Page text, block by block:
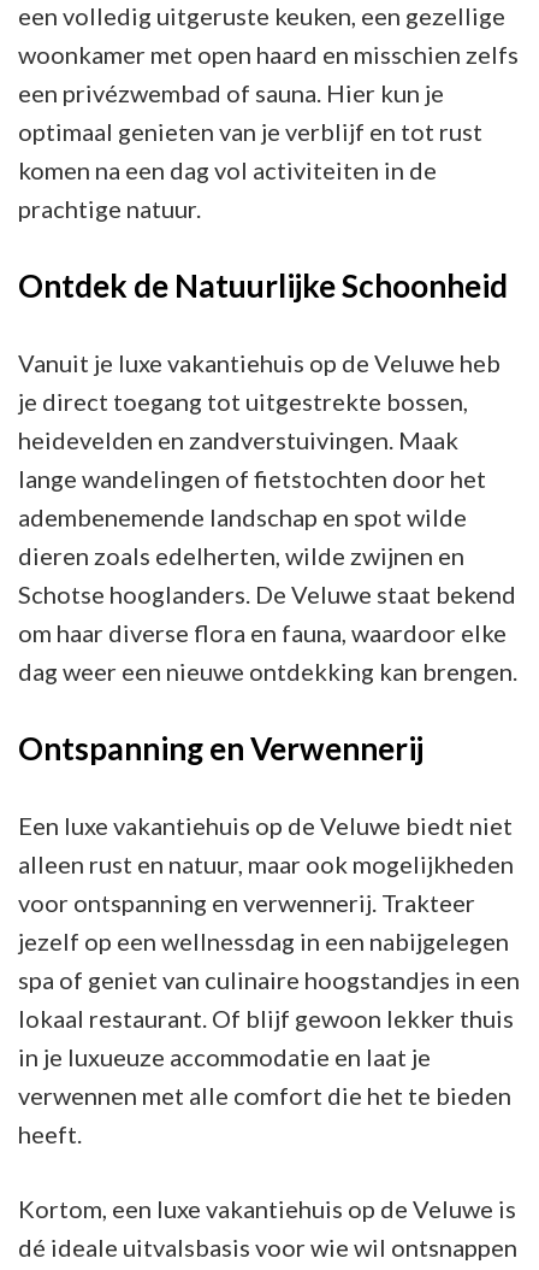
een volledig uitgeruste keuken, een gezellige
woonkamer met open haard en misschien zelfs
een privézwembad of sauna. Hier kun je
optimaal genieten van je verblijf en tot rust
komen na een dag vol activiteiten in de
prachtige natuur.
Ontdek de Natuurlijke Schoonheid
Vanuit je luxe vakantiehuis op de Veluwe heb
je direct toegang tot uitgestrekte bossen,
heidevelden en zandverstuivingen. Maak
lange wandelingen of fietstochten door het
adembenemende landschap en spot wilde
dieren zoals edelherten, wilde zwijnen en
Schotse hooglanders. De Veluwe staat bekend
om haar diverse flora en fauna, waardoor elke
dag weer een nieuwe ontdekking kan brengen.
Ontspanning en Verwennerij
Een luxe vakantiehuis op de Veluwe biedt niet
alleen rust en natuur, maar ook mogelijkheden
voor ontspanning en verwennerij. Trakteer
jezelf op een wellnessdag in een nabijgelegen
spa of geniet van culinaire hoogstandjes in een
lokaal restaurant. Of blijf gewoon lekker thuis
in je luxueuze accommodatie en laat je
verwennen met alle comfort die het te bieden
heeft.
Kortom, een luxe vakantiehuis op de Veluwe is
dé ideale uitvalsbasis voor wie wil ontsnappen